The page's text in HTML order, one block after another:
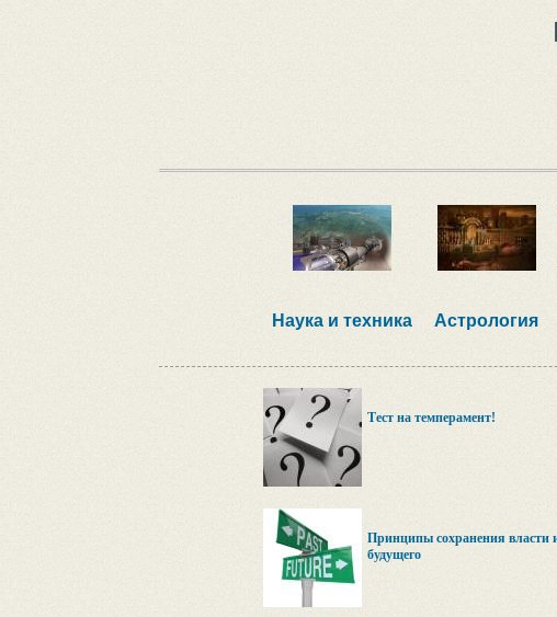
Наука и техника Астрология
Тест на темперамент!
Принципы сохранения власти
будущего